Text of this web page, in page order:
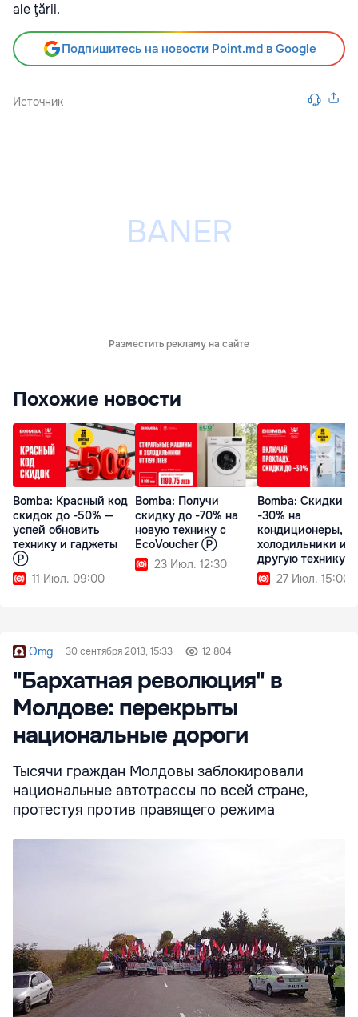
ale ţării.
Подпишитесь на новости Point.md в Google
Источник
Разместить рекламу на сайте
Похожие новости
Bomba: Красный код
скидок до -50% —
успей обновить
технику и гаджеты
Ⓟ
11 Июл. 09:00
Bomba: Получи
скидку до -70% на
новую технику с
EcoVoucher Ⓟ
23 Июл. 12:30
Bomba: Скидки
-30% на
кондиционеры,
холодильники и
другую технику
27 Июл. 15:00
Omg 30 сентября 2013, 15:33 12 804
"Бархатная революция" в
Молдове: перекрыты
национальные дороги
Тысячи граждан Молдовы заблокировали
национальные автотрассы по всей стране,
протестуя против правящего режима